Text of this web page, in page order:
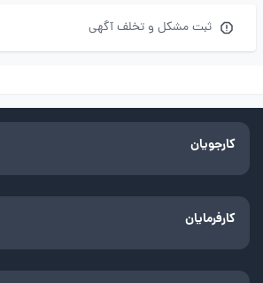
ثبت مشکل و تخلف آگهی
کارجویان
کارفرمایان